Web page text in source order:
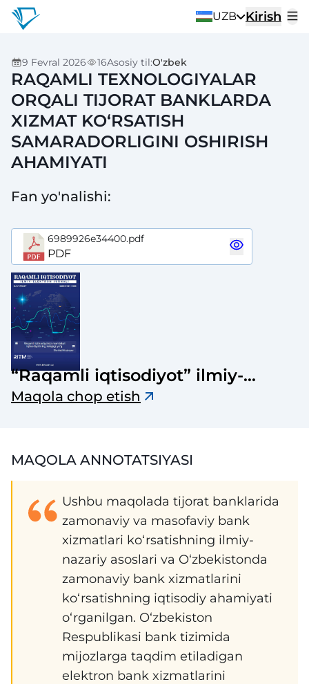
UZB Kirish
9 Fevral 2026 16Asosiy til:O'zbek
RAQAMLI TEXNOLOGIYALAR
ORQALI TIJORAT BANKLARDA
XIZMAT KO‘RSATISH
SAMARADORLIGINI OSHIRISH
AHAMIYATI
Fan yo'nalishi:
6989926e34400.pdf
PDF
“Raqamli iqtisodiyot” ilmiy-
elektron jurnali
Maqola chop etish
MAQOLA ANNOTATSIYASI
Ushbu maqolada tijorat banklarida
zamonaviy va masofaviy bank
xizmatlari ko‘rsatishning ilmiy-
nazariy asoslari va O‘zbekistonda
zamonaviy bank xizmatlarini
ko‘rsatishning iqtisodiy ahamiyati
o‘rganilgan. O‘zbekiston
Respublikasi bank tizimida
mijozlarga taqdim etiladigan
elektron bank xizmatlarini